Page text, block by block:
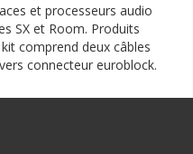
et processeurs audio
SX et Room. Produits
comprend deux câbles
connecteur euroblock.